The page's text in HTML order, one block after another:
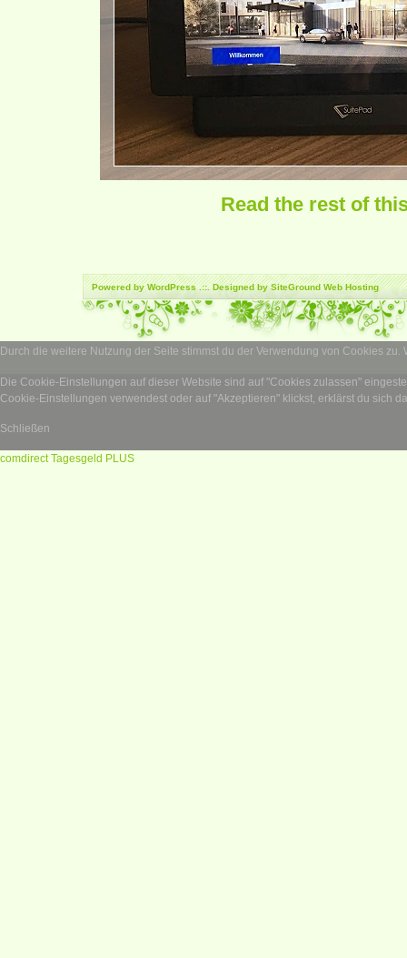
Read the rest of
Powered byWordPress.::. Designed by SiteGroundWeb Hosting
Durch die weitere Nutzung der Seite stimmst du der Verwendung von Cookies zu.
Die Cookie-Einstellungen auf dieser Website sind auf "Cookies zulassen"
Cookie-Einstellungen verwendest oder auf "Akzeptieren" klickst, erklärst du sich
Schließen
comdirect Tagesgeld PLUS